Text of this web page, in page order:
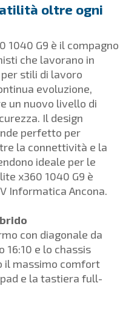
oltre ogni
1040 G9 è il compagno
che lavorano in
stili di lavoro
evoluzione,
un nuovo livello di
Il design
perfetto per
la connettività e la
ideale per le
x360 1040 G9 è
Informatica Ancona.
con diagonale da
e lo chassis
il massimo comfort
e la tastiera full-